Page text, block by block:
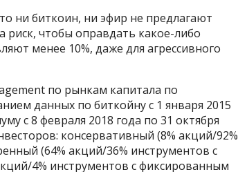
ни биткоин, ни эфир не предлагают
риск, чтобы оправдать какое-либо
менее 10%, даже для агрессивного
по рынкам капитала по
данных по биткойну с 1 января 2015
с 8 февраля 2018 года по 31 октября
консервативный (8% акций/92%
(64% акций/36% инструментов с
4% инструментов с фиксированным